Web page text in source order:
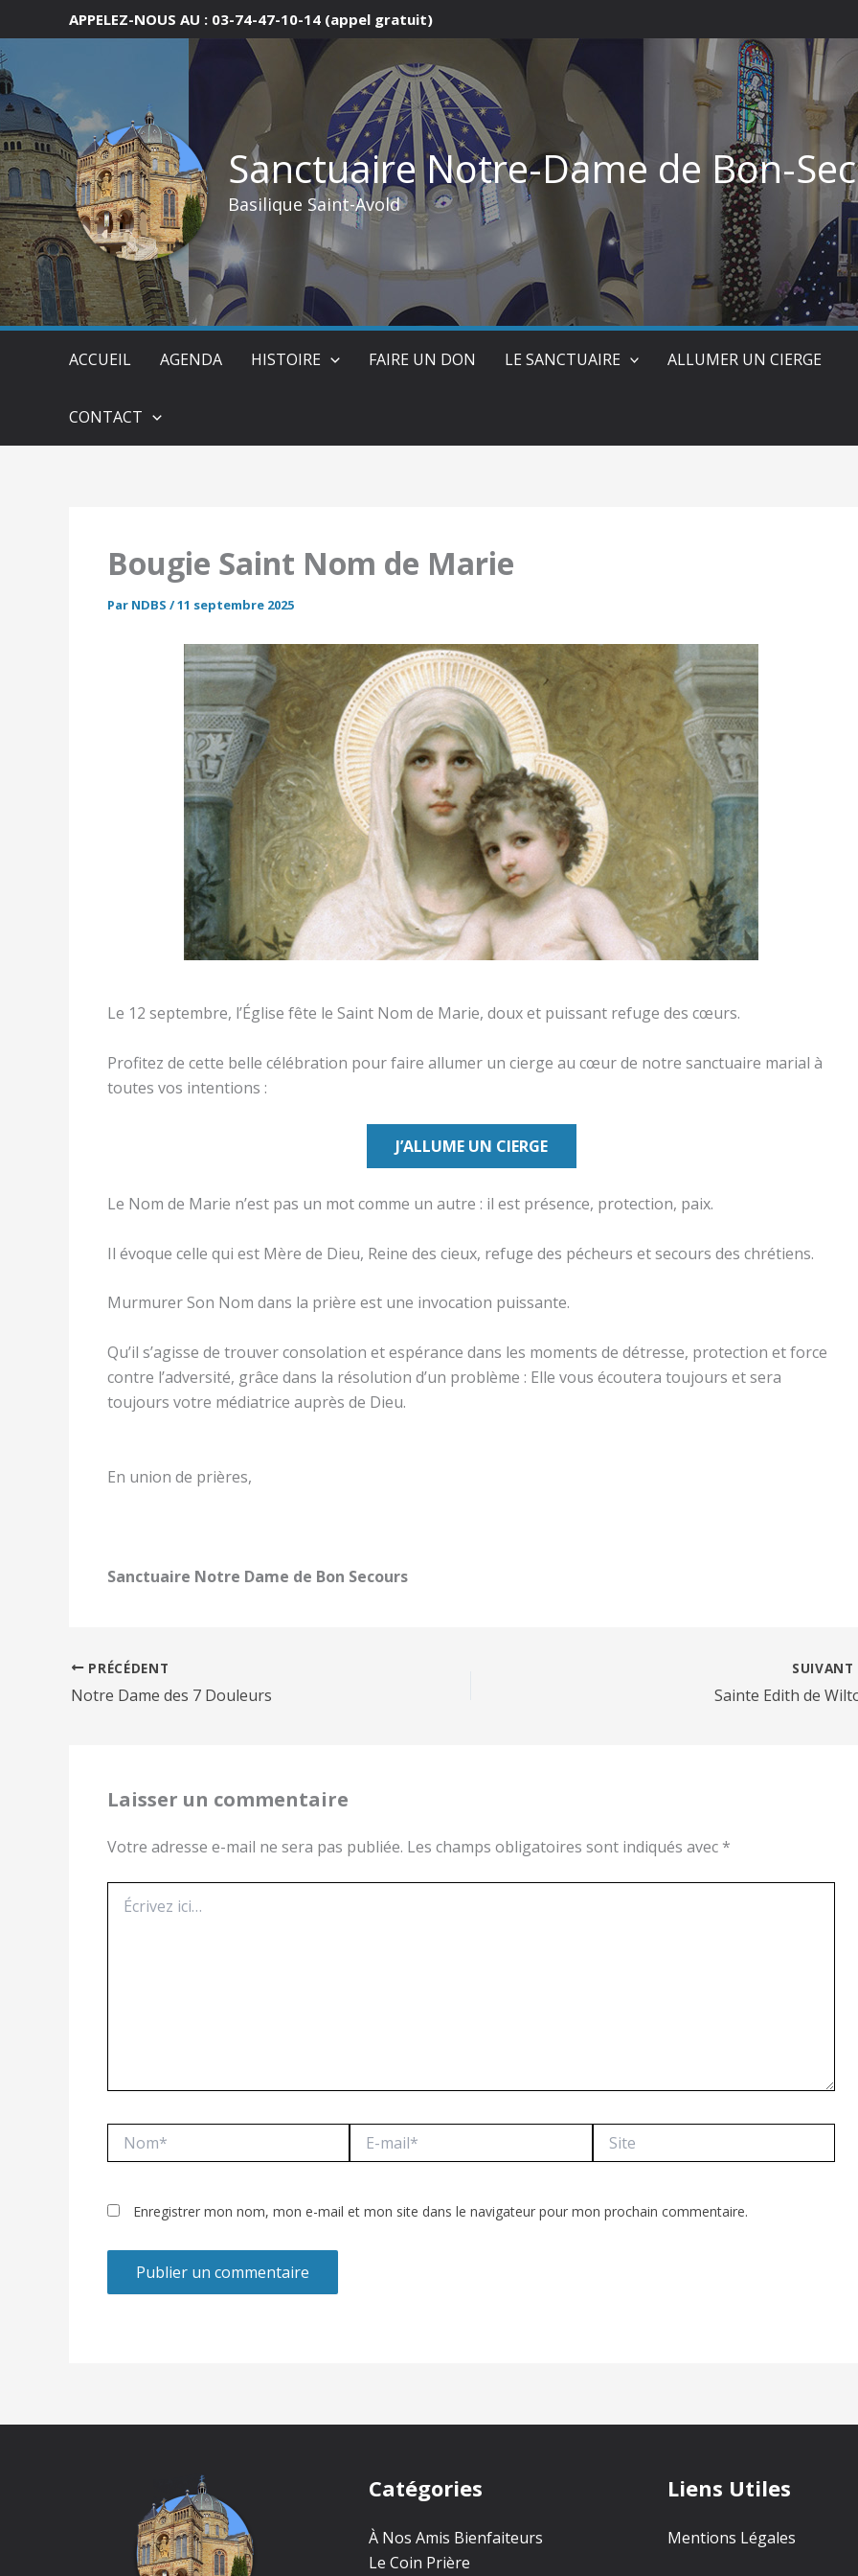
au
contenu
APPELEZ-NOUS AU : 03-74-47-10-14 (appel gratuit)
Sanctuaire Notre-Dame de Bon-
Basilique Saint-Avold
ACCUEIL AGENDA HISTOIRE FAIRE UN DON LE SANCTUAIRE ALLUMER UN CIERGE
CONTACT
Bougie Saint Nom de Marie
Par NDBS /11 septembre 2025
Le 12 septembre, l’Église fête le Saint Nom de Marie, doux et puissant refuge des cœurs.
Profitez de cette belle célébration pour faire allumer un cierge au cœur de notre sanctuaire marial à
toutes vos intentions :
J’ALLUME UN CIERGE
Le Nom de Marie n’est pas un mot comme un autre : il est présence, protection, paix.
Il évoque celle qui est Mère de Dieu, Reine des cieux, refuge des pécheurs et secours des chrétiens.
Murmurer Son Nom dans la prière est une invocation puissante.
Qu’il s’agisse de trouver consolation et espérance dans les moments de détresse, protection et force
contre l’adversité, grâce dans la résolution d’un problème : Elle vous écoutera toujours et sera
toujours votre médiatrice auprès de Dieu.
En union de prières,
Sanctuaire Notre Dame de Bon Secours
PRÉCÉDENT
Notre Dame des 7 Douleurs
SUIVANT
Sainte Edith de
Laisser un commentaire
Votre adresse e-mail ne sera pas publiée. Les champs obligatoires sont indiqués avec *
ici…
mail*
Enregistrer mon nom, mon e-mail et mon site dans le navigateur pour mon prochain commentaire.
Catégories
À Nos Amis Bienfaiteurs
Le Coin Prière
Liens Utiles
Mentions Légales